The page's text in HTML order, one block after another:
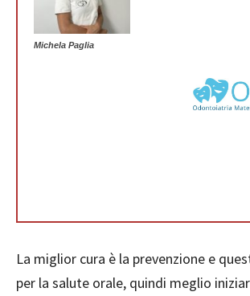
Michela Paglia
La miglior cura è la prevenzione e
per la salute orale, quindi meglio